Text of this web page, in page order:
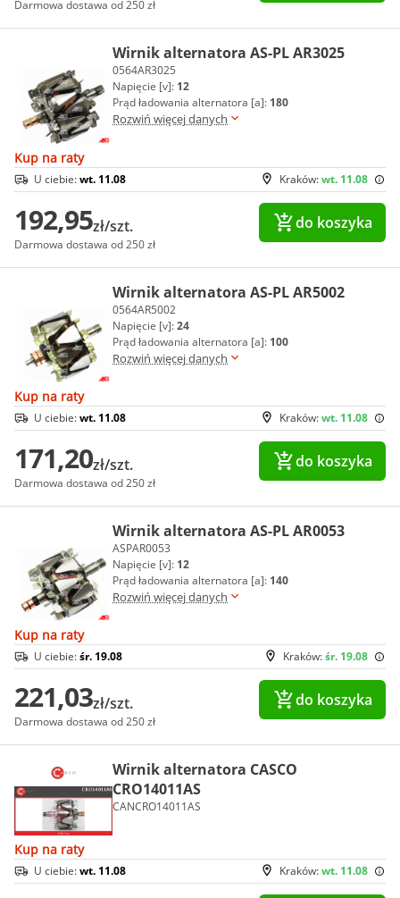
Darmowa dostawa od 250 zł
Wirnik alternatora AS-PL AR3025
0564AR3025
Napięcie [v]: 12
Prąd ładowania alternatora [a]: 180
Rozwiń więcej danych
Kup na raty
Kraków:wt. 11.08
U ciebie:wt. 11.08
192,95zł/szt.
Darmowa dostawa od 250 zł
do koszyka
Wirnik alternatora AS-PL AR5002
0564AR5002
Napięcie [v]:24
Prąd ładowania alternatora [a]: 100
Rozwiń więcej danych
Kup na raty
Kraków:wt. 11.08
U ciebie:wt. 11.08
171,20zł/szt.
Darmowa dostawa od 250 zł
do koszyka
Wirnik alternatora AS-PL AR0053
ASPAR0053
Napięcie [v]: 12
Prąd ładowania alternatora [a]: 140
Rozwiń więcej danych
Kup na raty
Kraków:śr. 19.08
U ciebie:śr. 19.08
221,03zł/szt.
Darmowa dostawa od 250 zł
do koszyka
Wirnik alternatora CASCO
CRO14011AS
CANCRO14011AS
Kup na raty
Kraków:wt. 11.08
U ciebie:wt. 11.08